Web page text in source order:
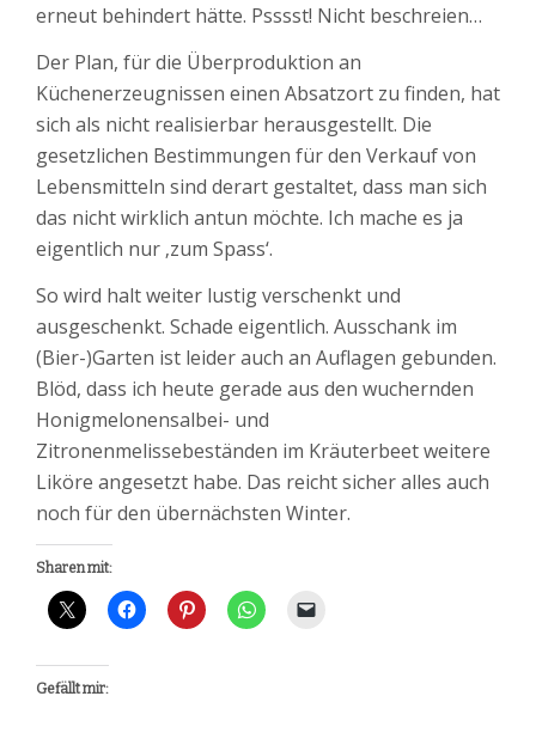
erneut behindert hätte. Psssst! Nicht beschreien…
Der Plan, für die Überproduktion an
Küchenerzeugnissen einen Absatzort zu finden, hat
sich als nicht realisierbar herausgestellt. Die
gesetzlichen Bestimmungen für den Verkauf von
Lebensmitteln sind derart gestaltet, dass man sich
das nicht wirklich antun möchte. Ich mache es ja
eigentlich nur ‚zum Spass‘.
So wird halt weiter lustig verschenkt und
ausgeschenkt. Schade eigentlich. Ausschank im
(Bier-)Garten ist leider auch an Auflagen gebunden.
Blöd, dass ich heute gerade aus den wuchernden
Honigmelonensalbei- und
Zitronenmelissebeständen im Kräuterbeet weitere
Liköre angesetzt habe. Das reicht sicher alles auch
noch für den übernächsten Winter.
Sharen mit:
Gefällt mir: